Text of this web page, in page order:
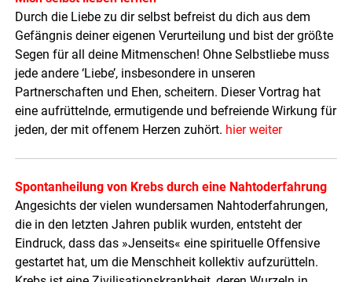
Durch die Liebe zu dir selbst befreist du dich aus dem
Gefängnis deiner eigenen Verurteilung und bist der größte
Segen für all deine Mitmenschen! Ohne Selbstliebe muss
jede andere ‘Liebe’, insbesondere in unseren
Partnerschaften und Ehen, scheitern. Dieser Vortrag hat
eine aufrüttelnde, ermutigende und befreiende Wirkung für
jeden, der mit offenem Herzen zuhört. hier weiter
Spontanheilung von Krebs durch eine Nahtoderfahrung
Angesichts der vielen wundersamen Nahtoderfahrungen,
die in den letzten Jahren publik wurden, entsteht der
Eindruck, dass das »Jenseits« eine spirituelle Offensive
gestartet hat, um die Menschheit kollektiv aufzurütteln.